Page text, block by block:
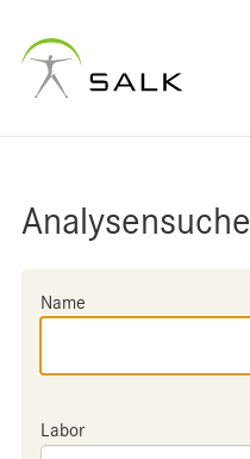
Analysensuche
Name
Labor